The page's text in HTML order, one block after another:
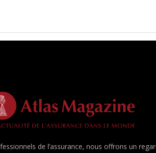
de l’assurance, nous offrons un